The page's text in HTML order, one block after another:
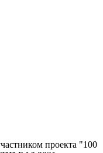
проекта "100